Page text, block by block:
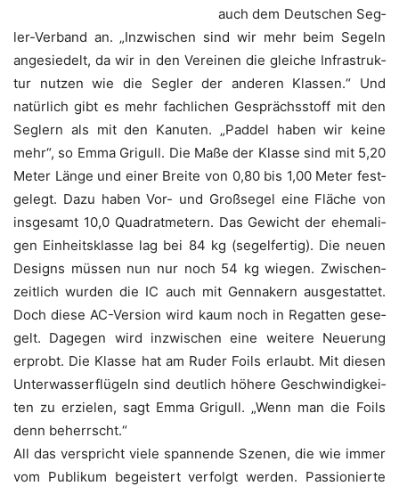
auch dem Deut­schen Seg­
ler-Ver­band an. „Inzwi­schen sind wir mehr beim Segeln
ange­sie­delt, da wir in den Ver­ei­nen die glei­che Infra­struk­
tur nut­zen wie die Seg­ler der ande­ren Klas­sen.“ Und
natür­lich gibt es mehr fach­li­chen Gesprächs­stoff mit den
Seg­lern als mit den Kanu­ten. „Pad­del haben wir kei­ne
mehr“, so Emma Gri­gull. Die Maße der Klas­se sind mit 5,20
Meter Län­ge und einer Brei­te von 0,80 bis 1,00 Meter fest­
ge­legt. Dazu haben Vor- und Groß­se­gel eine Flä­che von
ins­ge­samt 10,0 Qua­drat­me­tern. Das Gewicht der ehe­ma­li­
gen Ein­heits­klas­se lag bei 84 kg (segel­fer­tig). Die neu­en
Designs müs­sen nun nur noch 54 kg wie­gen. Zwi­schen­
zeit­lich wur­den die IC auch mit Gen­na­kern aus­ge­stat­tet.
Doch die­se AC-Ver­si­on wird kaum noch in Regat­ten gese­
gelt. Dage­gen wird inzwi­schen eine wei­te­re Neue­rung
erprobt. Die Klas­se hat am Ruder Foils erlaubt. Mit die­sen
Unter­was­ser­flü­geln sind deut­lich höhe­re Geschwin­dig­kei­
ten zu erzie­len, sagt Emma Gri­gull. „Wenn man die Foils
denn beherrscht.“
All das ver­spricht vie­le span­nen­de Sze­nen, die wie immer
vom Publi­kum begeis­tert ver­folgt wer­den. Pas­sio­nier­te